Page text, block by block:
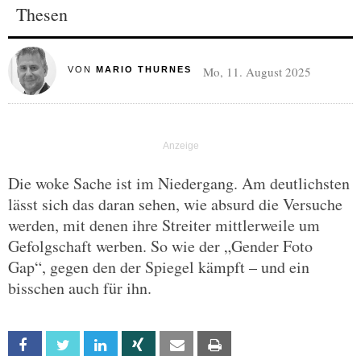
Thesen
VON MARIO THURNES Mo, 11. August 2025
Die woke Sache ist im Niedergang. Am deutlichsten
lässt sich das daran sehen, wie absurd die Versuche
werden, mit denen ihre Streiter mittlerweile um
Gefolgschaft werben. So wie der „Gender Foto
Gap“, gegen den der Spiegel kämpft – und ein
bisschen auch für ihn.
Facebook Twitter Linkedin Xing Email